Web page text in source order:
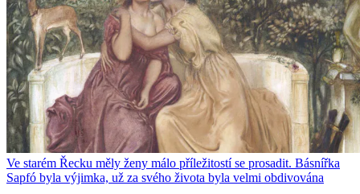
Ve starém Řecku měly ženy málo příležitostí se prosadit. Básnířka
Sapfó byla výjimka, už za svého života byla velmi obdivována